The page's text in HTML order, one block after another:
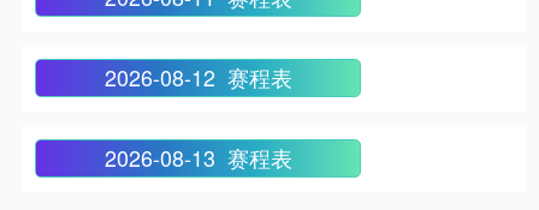
2026-08-12 赛程表
2026-08-13 赛程表